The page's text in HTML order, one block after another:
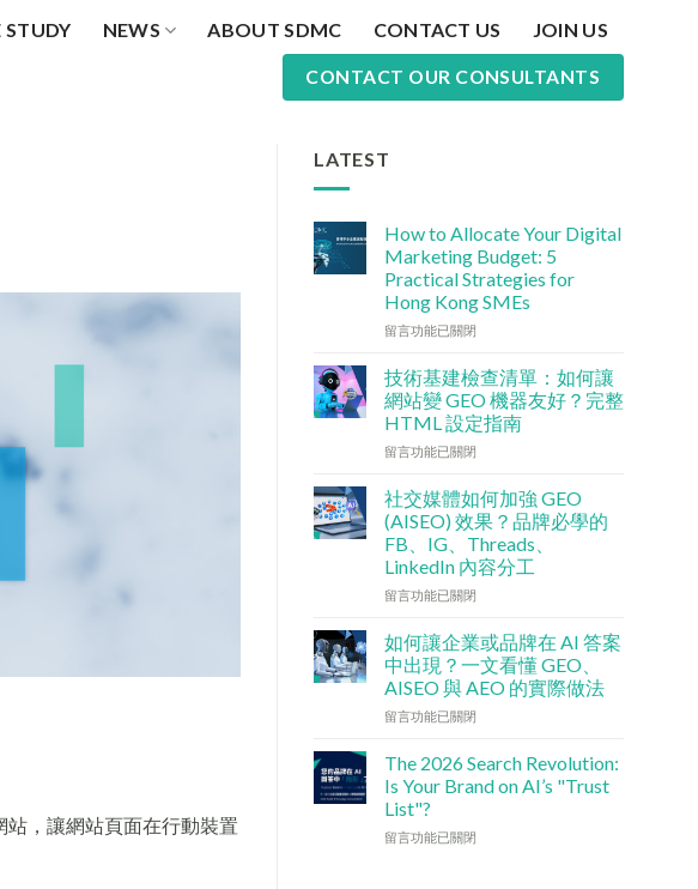
STUDY NEWS ABOUT SDMC CONTACT US JOIN US
CONTACT OUR CONSULTANTS
站，讓網站頁面在行動裝置
LATEST
How to Allocate Your Digital
Marketing Budget: 5
Practical Strategies for
Hong Kong SMEs
在
碼
行
銷
預
算
分
配？
香
港
中
小
5
大
實
用
策
中
留言功能已關閉
技術基建檢查清單：如何讓
網站變 GEO 機器友好？完整
HTML 設定指南
在
術
基
建
檢
查
清
如
何
讓
網
站
GEO
機
器
友
好？
留言功能已關閉
社交媒體如何加強 GEO
(AISEO) 效果？品牌必學的
FB、IG、Threads、
LinkedIn 內容分工
在
交
媒
體
如
何
強
(AISEO)
效
果？
留言功能已關閉
如何讓企業或品牌在 AI 答案
中出現？一文看懂 GEO、
AISEO 與 AEO 的實際做法
在
何
讓
企
業
或
留言功能已關閉
The 2026 Search Revolution:
Is Your Brand on AI’s "Trust
List"?
在
留言功能已關閉